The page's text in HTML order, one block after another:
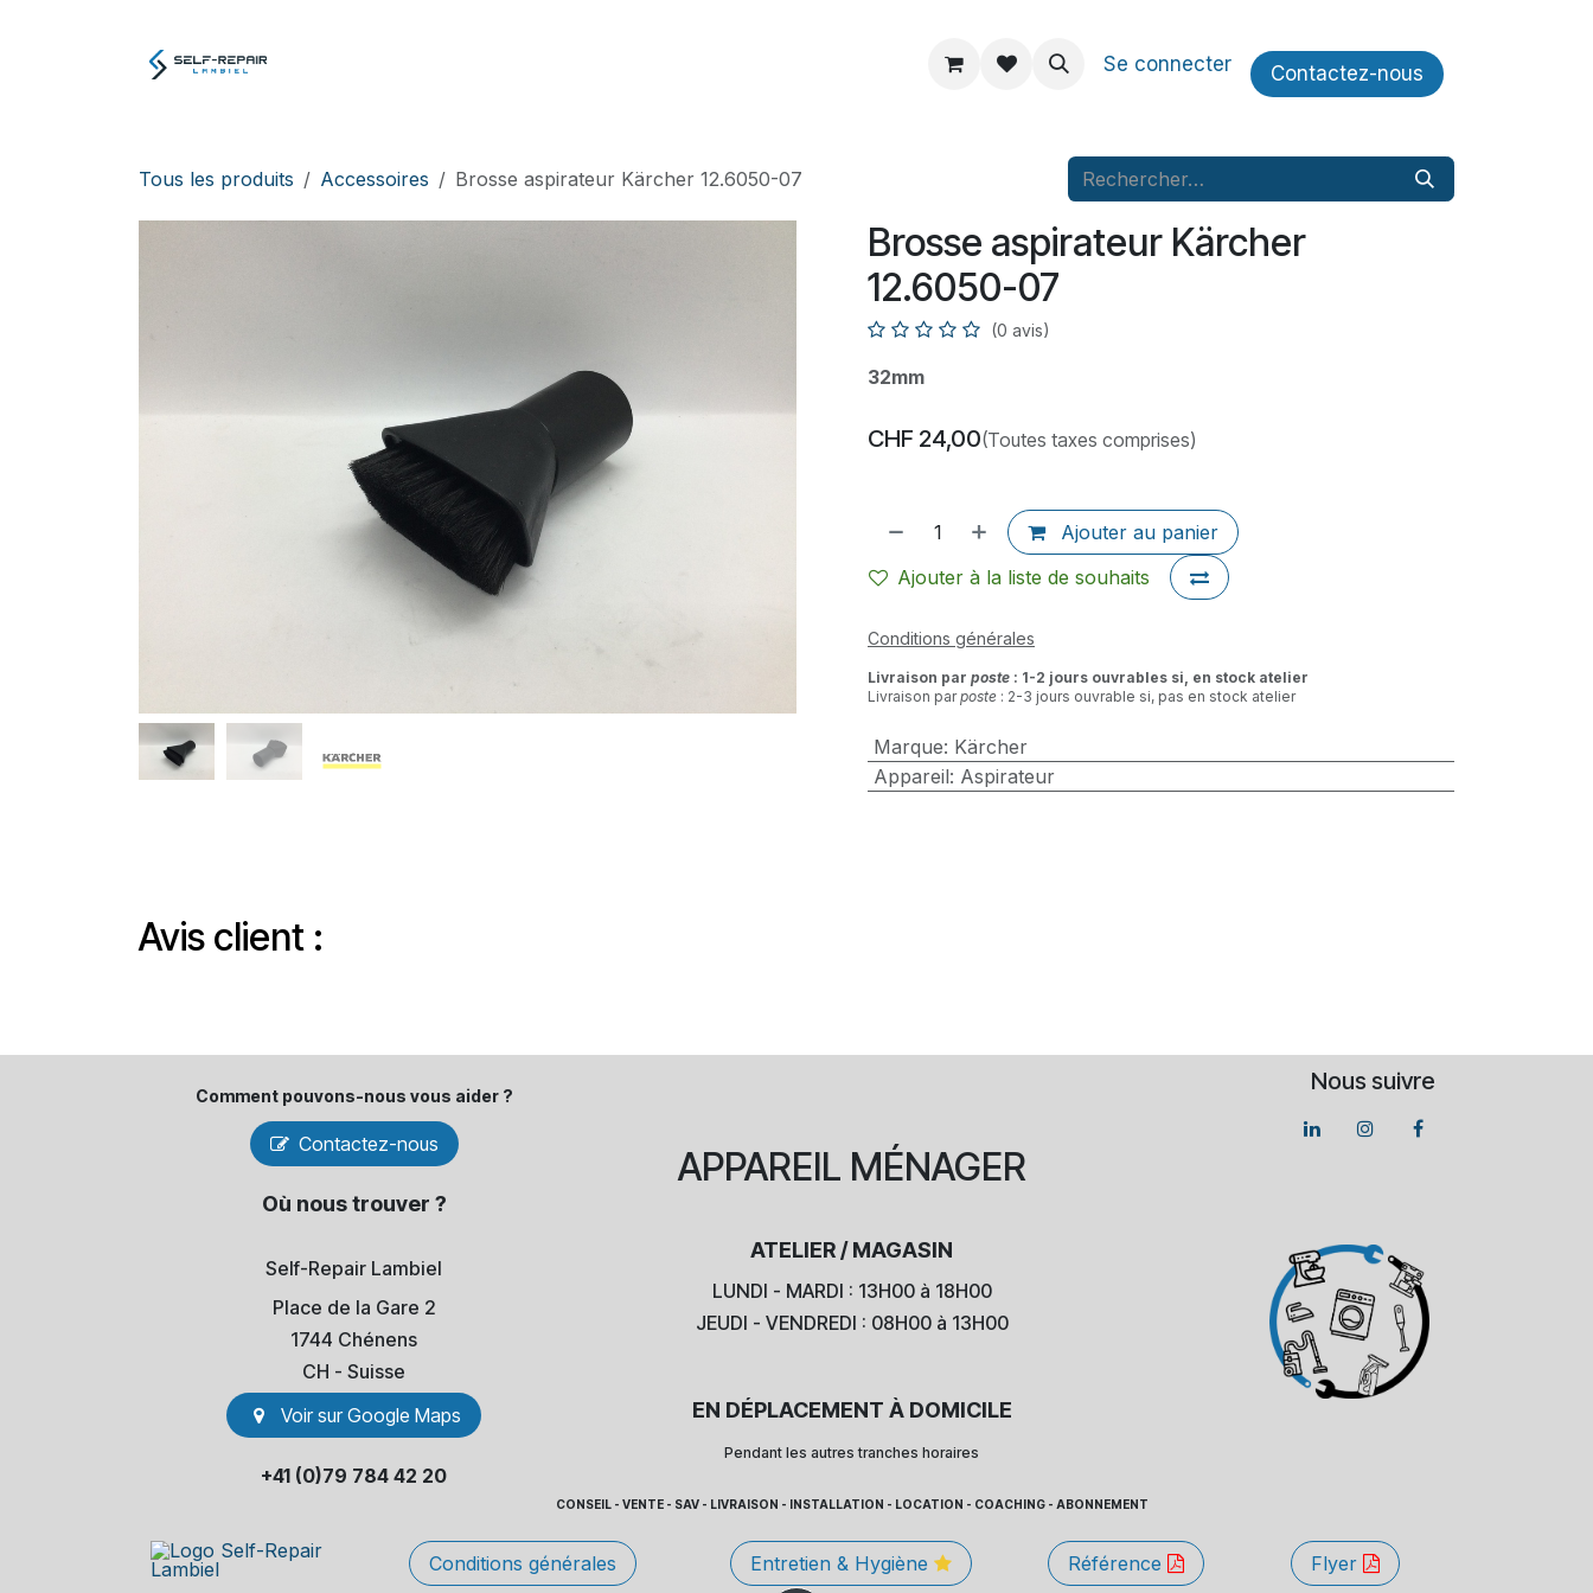
À propos Se connecter Contactez​​-nous
Tous les produits Accessoires Brosse aspirateur Kärcher 12.6050-07
Brosse aspirateur Kärcher
12.6050-07
(0 avis)
32mm
CHF 24,00(Toutes taxes comprises)
Ajouter au panier
Ajouter à la liste de souhaits
Conditions générales
Livraison par poste : 1-2 jours ouvrables si, en stock atelier
Livraison parposte : 2-3 jours ouvrable si, pas en stock atelier
Marque: Kärcher
Appareil: Aspirateur
Avis client :
Nous suivre
Comment pouvons-​nous vous aider ?
Contactez-nous
Où nous trouver ?
Self-Repair Lambiel
Place de la Gare 2
1744 Chénens
​CH - Suisse
Voir sur Go​​ogle Maps
+41 (0)79 784 42 20
APPAREIL MÉNAGER
ATELIER / MAGASIN
LUNDI - MARDI : 13H00 à 18H00
JEUDI - VENDREDI : 08H00 à 13H00
EN DÉPLACEMENT À DOMICILE
Pendant les autres tranches horaires
CONSEIL - VENTE - SAV - LIVRAISON - INSTALLATION - LOCATION - COACHING - ABONNEMENT
Entretien & Hygiène Référence Flyer
Conditions générales